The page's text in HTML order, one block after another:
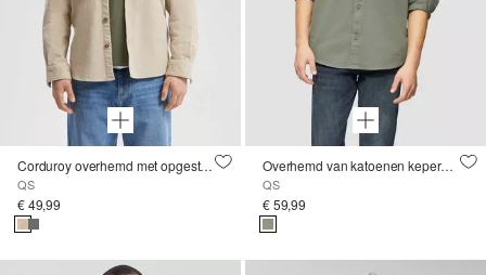
Corduroy overhemd met opgestikte zakken
QS
€ 49,99
Overhemd van katoenen keperstof
QS
€ 59,99